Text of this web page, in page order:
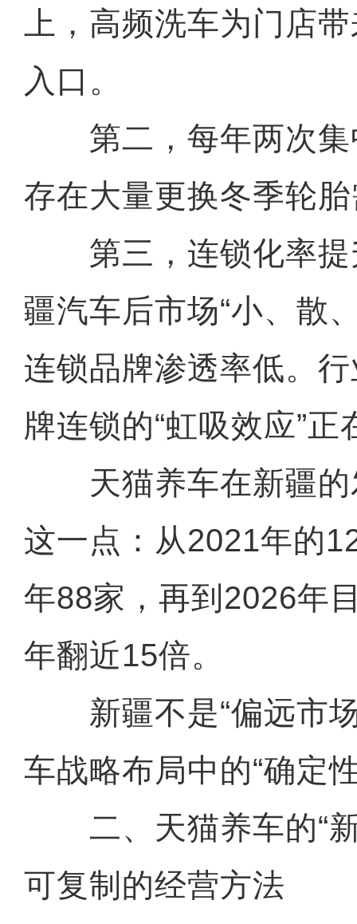
上，高频洗车为门店
入口。
第二，每年两次集
存在大量更换冬季轮
第三，连锁化率提
疆汽车后市场“小、散
连锁品牌渗透率低。
牌连锁的“虹吸效应”正
天猫养车在新疆的
这一点：从2021年的
年88家，再到2026
年翻近15倍。
新疆不是“偏远市场
车战略布局中的“确定
二、天猫养车的“新
可复制的经营方法